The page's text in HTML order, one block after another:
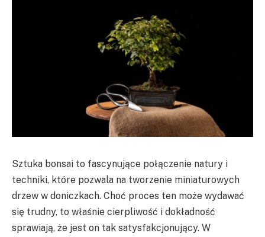
Sztuka bonsai to fascynujące połączenie natury i
techniki, które pozwala na tworzenie miniaturowych
drzew w doniczkach. Choć proces ten może wydawać
się trudny, to właśnie cierpliwość i dokładność
sprawiają, że jest on tak satysfakcjonujący. W